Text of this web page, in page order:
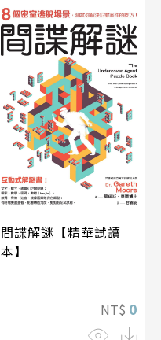
間諜解謎【精華試讀
本】
NT$ 0